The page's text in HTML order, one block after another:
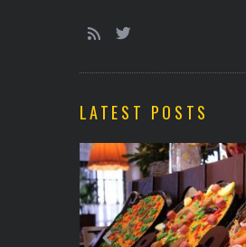
LATEST POSTS